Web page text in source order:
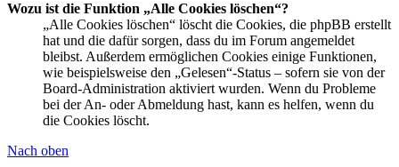
Wozu ist die Funktion „Alle Cookies löschen“?
„Alle Cookies löschen“ löscht die Cookies, die phpBB erstellt
hat und die dafür sorgen, dass du im Forum angemeldet
bleibst. Außerdem ermöglichen Cookies einige Funktionen,
wie beispielsweise den „Gelesen“-Status – sofern sie von der
Board-Administration aktiviert wurden. Wenn du Probleme
bei der An- oder Abmeldung hast, kann es helfen, wenn du
die Cookies löscht.
Nach oben